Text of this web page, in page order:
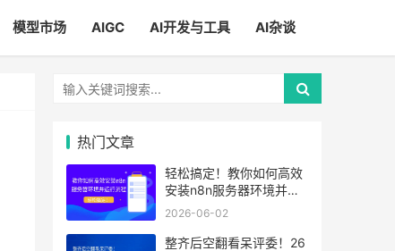
模型市场 AIGC AI开发与工具 AI杂谈
热门文章
轻松搞定！教你如何高效
安装n8n服务器环境并运
行流程
2026-06-02
整齐后空翻看呆评委！26